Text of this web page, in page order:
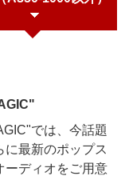
では、今話題
に最新のポップス
ーディオをご用意